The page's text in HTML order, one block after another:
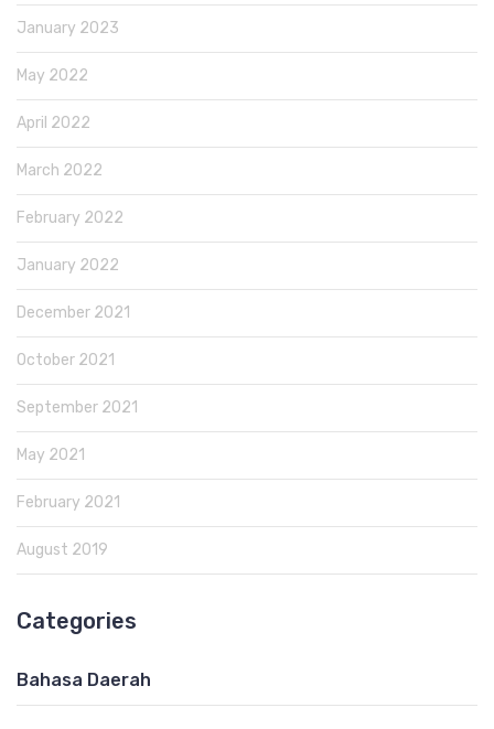
January 2023
May 2022
April 2022
March 2022
February 2022
January 2022
December 2021
October 2021
September 2021
May 2021
February 2021
August 2019
Categories
Bahasa Daerah